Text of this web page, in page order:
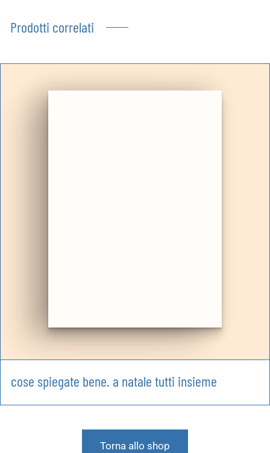
Prodotti correlati
cose spiegate bene. a natale tutti insieme
Torna allo shop